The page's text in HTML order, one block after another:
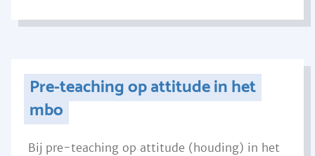
Pre-teaching op attitude in het
mbo
Bij pre-teaching op attitude (houding) in het